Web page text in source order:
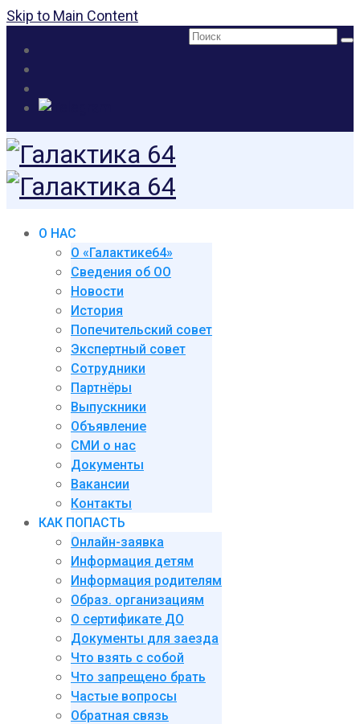
Skip to Main Content
Поиск:
О НАС
О «Галактике64»
Сведения об ОО
Новости
История
Попечительский совет
Экспертный совет
Сотрудники
Партнёры
Выпускники
Объявление
СМИ о нас
Документы
Вакансии
Контакты
КАК ПОПАСТЬ
Онлайн-заявка
Информация детям
Информация родителям
Образ. организациям
О сертификате ДО
Документы для заезда
Что взять с собой
Что запрещено брать
Частые вопросы
Обратная связь